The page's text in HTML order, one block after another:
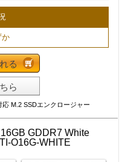
か
る
ら
M.2 SSDエンクロージャー